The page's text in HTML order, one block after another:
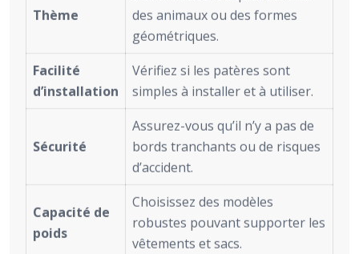
Thème
des animaux ou des formes
géométriques.
Facilité
d’installation
Vérifiez si les patères sont
simples à installer et à utiliser.
Sécurité
Assurez-vous qu’il n’y a pas de
bords tranchants ou de risques
d’accident.
Capacité de
poids
Choisissez des modèles
robustes pouvant supporter les
vêtements et sacs.